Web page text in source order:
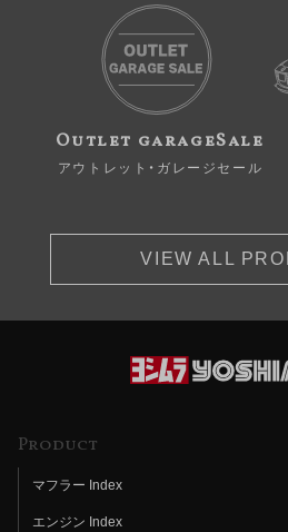
Outlet garageSale
アウトレット・ガレージセール
VIEW ALL
Product
マフラー Index
エンジン Index